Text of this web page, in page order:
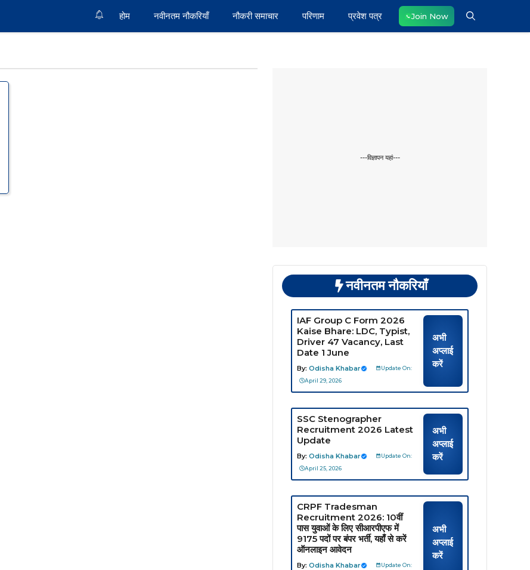
होम नवीनतम नौकरियाँ नौकरी समाचार परिणाम प्रवेश पत्र Join Now
---विज्ञापन यहां---
नवीनतम नौकरियाँ
IAF Group C Form 2026
Kaise Bhare: LDC, Typist,
Driver 47 Vacancy, Last
Date 1 June
By: Odisha Khabar
Update On:
April 29, 2026
अभी
अप्लाई
करें
SSC Stenographer
Recruitment 2026 Latest
Update
By: Odisha Khabar
Update On:
April 25, 2026
अभी
अप्लाई
करें
CRPF Tradesman
Recruitment 2026: 10वीं
पास युवाओं के लिए सीआरपीएफ में
9175 पदों पर बंपर भर्ती, यहाँ से करें
ऑनलाइन आवेदन
By: Odisha Khabar
Update On:
अभी
अप्लाई
करें